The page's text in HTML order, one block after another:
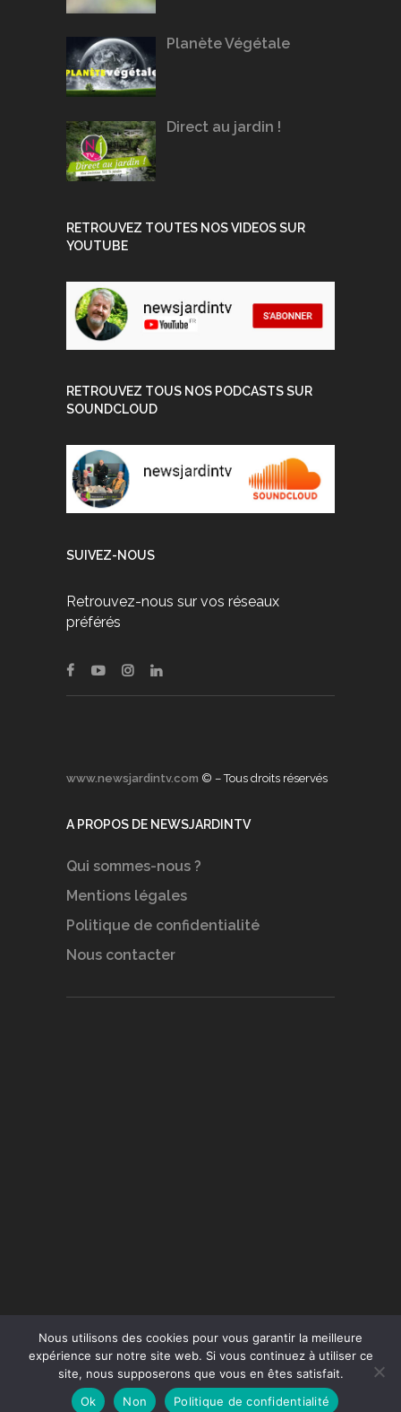
Planète Végétale
Direct au jardin !
RETROUVEZ TOUTES NOS VIDEOS SUR
YOUTUBE
RETROUVEZ TOUS NOS PODCASTS SUR
SOUNDCLOUD
SUIVEZ-NOUS
Retrouvez-nous sur vos réseaux
préférés
www.newsjardintv.com © – Tous droits réservés
A PROPOS DE NEWSJARDINTV
Qui sommes-nous ?
Mentions légales
Politique de confidentialité
Nous contacter
Conception du site :Agence Jus de Citron
Nous utilisons des cookies pour vous garantir la meilleure
expérience sur notre site web. Si vous continuez à utiliser ce
site, nous supposerons que vous en êtes satisfait.
Ok
Non Politique de confidentialité